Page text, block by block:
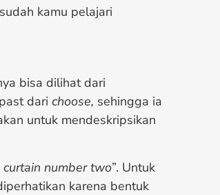
kamu pelajari
bisa dilihat dari
dari choose, sehingga ia
untuk mendeskripsikan
number two”. Untuk
karena bentuk